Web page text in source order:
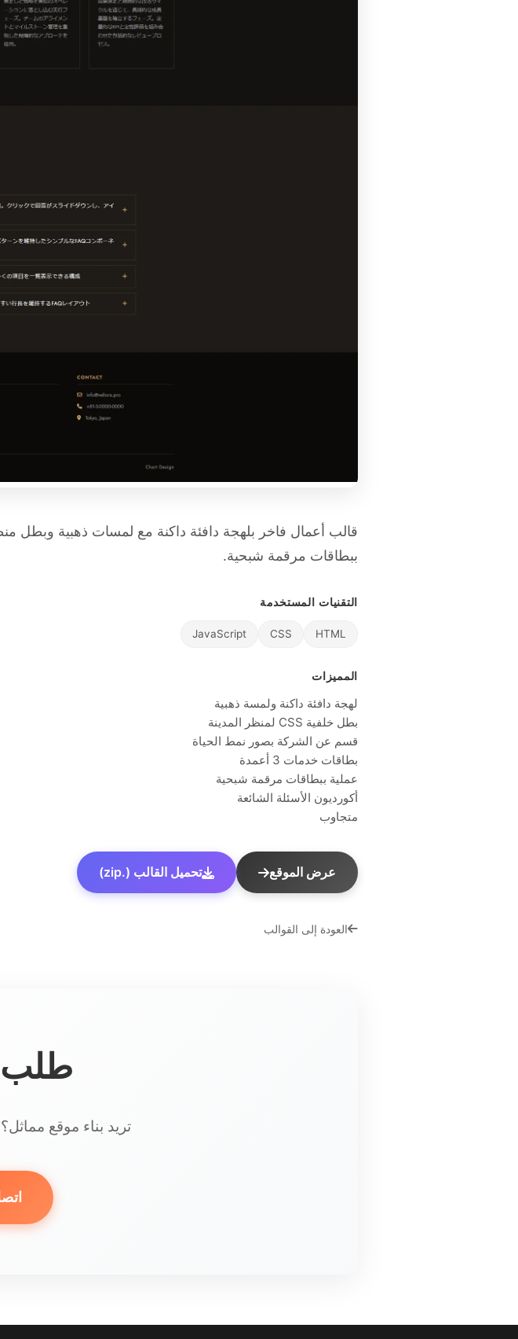
قالب أعمال فاخر بلهجة دافئة داكنة مع لمسات ذهبية وبطل
ببطاقات مرقمة شبحية.
التقنيات المستخدمة
HTML
CSS
JavaScript
المميزات
لهجة دافئة داكنة ولمسة ذهبية
بطل خلفية CSS لمنظر المدينة
قسم عن الشركة بصور نمط الحياة
بطاقات خدمات 3 أعمدة
عملية ببطاقات مرقمة شبحية
أكورديون الأسئلة الشائعة
متجاوب
عرض الموقع تحميل القالب (.zip)
العودة إلى القوالب
طلب
تريد بناء موقع